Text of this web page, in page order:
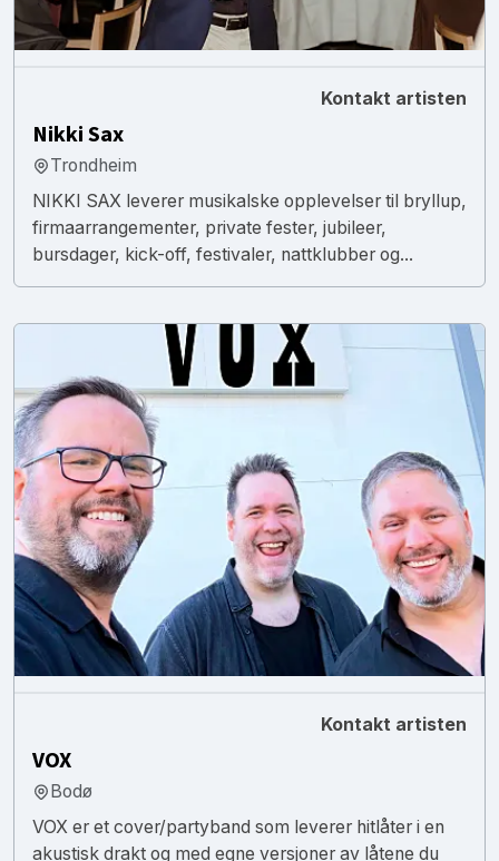
Kontakt artisten
Nikki Sax
Trondheim
NIKKI SAX leverer musikalske opplevelser til bryllup,
firmaarrangementer, private fester, jubileer,
bursdager, kick-off, festivaler, nattklubber og...
Kontakt artisten
VOX
Bodø
VOX er et cover/partyband som leverer hitlåter i en
akustisk drakt og med egne versjoner av låtene du